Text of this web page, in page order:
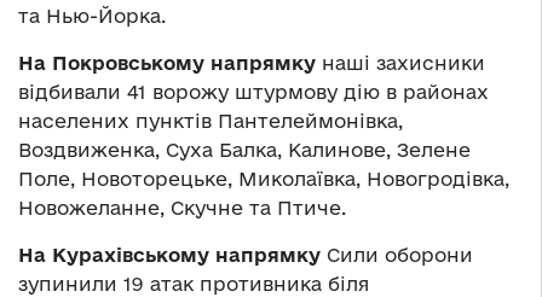
та Нью-Йорка.
На Покровському напрямку наші захисники
відбивали 41 ворожу штурмову дію в районах
населених пунктів Пантелеймонівка,
Воздвиженка, Суха Балка, Калинове, Зелене
Поле, Новоторецьке, Миколаївка, Новогродівка,
Новожеланне, Скучне та Птиче.
На Курахівському напрямку Сили оборони
зупинили 19 атак противника біля